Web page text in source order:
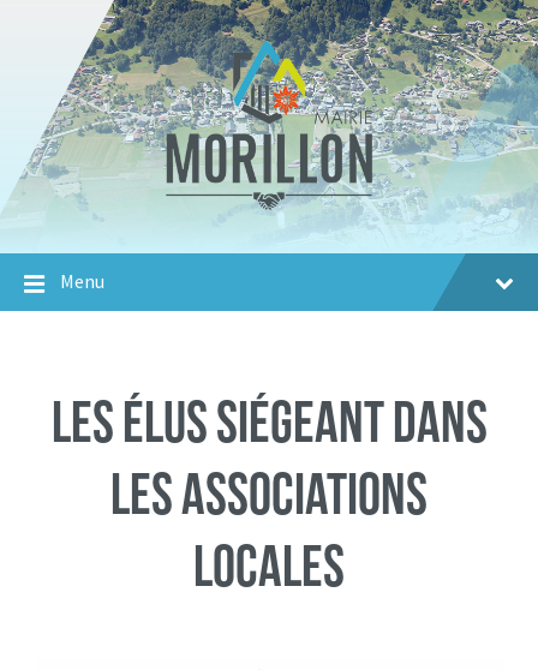
navigation
principale
Menu
Les élus siégeant dans
les associations
locales